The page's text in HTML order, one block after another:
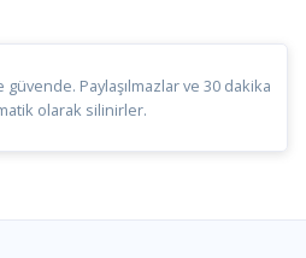
güvende. Paylaşılmazlar ve 30 dakika
olarak silinirler.